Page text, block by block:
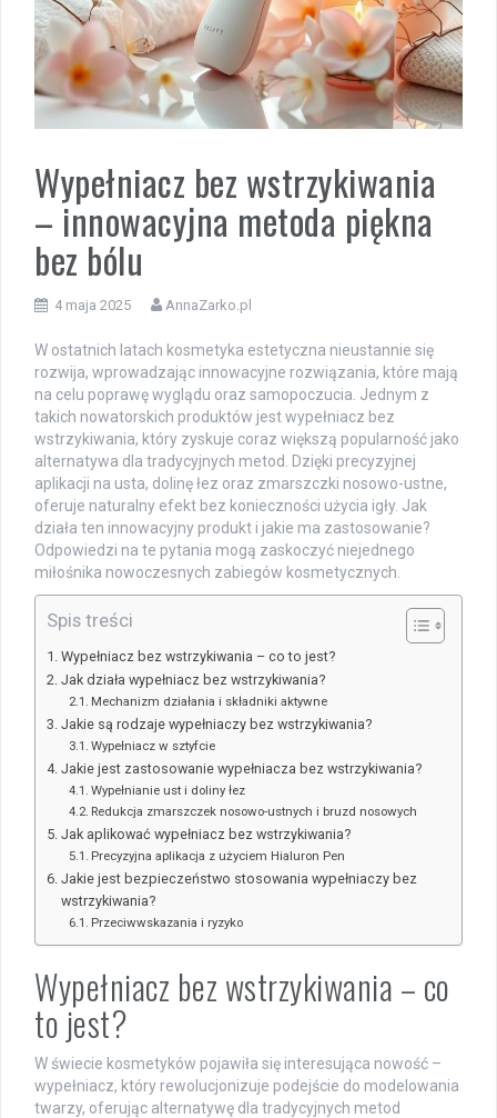
Wypełniacz bez wstrzykiwania
– innowacyjna metoda piękna
bez bólu
4 maja 2025 AnnaZarko.pl
W ostatnich latach kosmetyka estetyczna nieustannie się
rozwija, wprowadzając innowacyjne rozwiązania, które mają
na celu poprawę wyglądu oraz samopoczucia. Jednym z
takich nowatorskich produktów jest wypełniacz bez
wstrzykiwania, który zyskuje coraz większą popularność jako
alternatywa dla tradycyjnych metod. Dzięki precyzyjnej
aplikacji na usta, dolinę łez oraz zmarszczki nosowo-ustne,
oferuje naturalny efekt bez konieczności użycia igły. Jak
działa ten innowacyjny produkt i jakie ma zastosowanie?
Odpowiedzi na te pytania mogą zaskoczyć niejednego
miłośnika nowoczesnych zabiegów kosmetycznych.
Spis treści
Wypełniacz bez wstrzykiwania – co to jest?
Jak działa wypełniacz bez wstrzykiwania?
Mechanizm działania i składniki aktywne
Jakie są rodzaje wypełniaczy bez wstrzykiwania?
Wypełniacz w sztyfcie
Jakie jest zastosowanie wypełniacza bez wstrzykiwania?
Wypełnianie ust i doliny łez
Redukcja zmarszczek nosowo-ustnych i bruzd nosowych
Jak aplikować wypełniacz bez wstrzykiwania?
Precyzyjna aplikacja z użyciem Hialuron Pen
Jakie jest bezpieczeństwo stosowania wypełniaczy bez
wstrzykiwania?
Przeciwwskazania i ryzyko
Wypełniacz bez wstrzykiwania – co
to jest?
W świecie kosmetyków pojawiła się interesująca nowość –
wypełniacz, który rewolucjonizuje podejście do modelowania
twarzy, oferując alternatywę dla tradycyjnych metod